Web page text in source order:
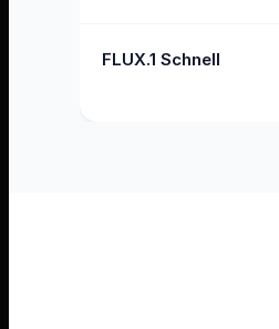
FLUX.1 Schnell